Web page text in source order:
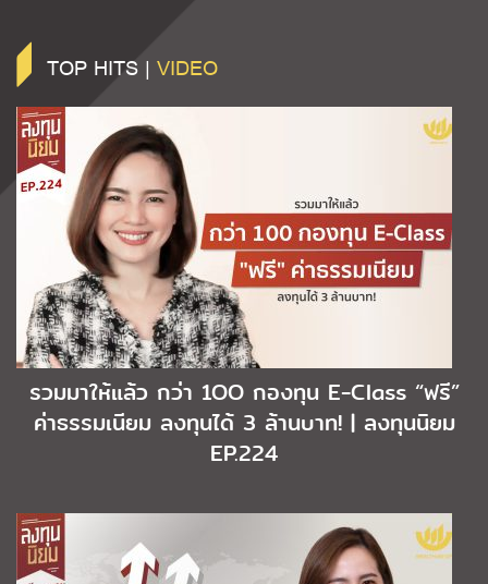
TOP HITS | VIDEO
รวมมาให้แล้ว กว่า 1OO กองทุน E-Class “ฟรี”
ค่าธรรมเนียม ลงทุนได้ 3 ล้านบาท! | ลงทุนนิยม
EP.224